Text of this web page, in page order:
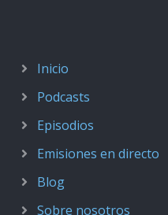
Inicio
Podcasts
Episodios
Emisiones en directo
Blog
Sobre nosotros